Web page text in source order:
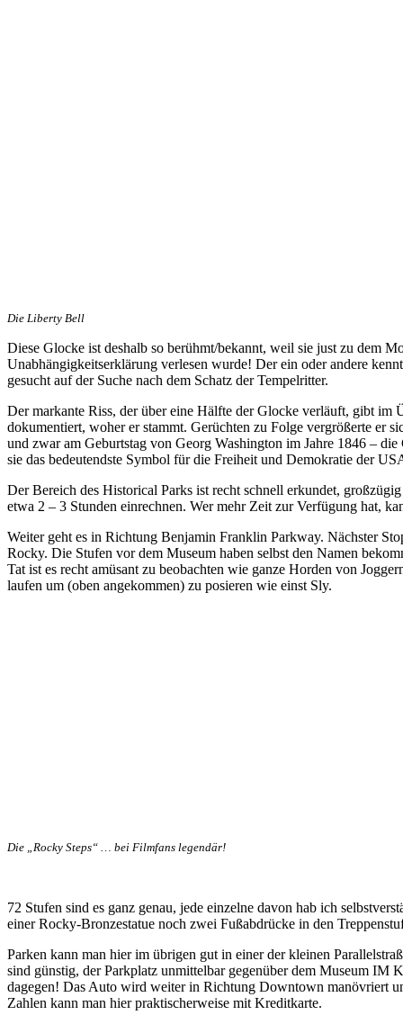
Die Liberty Bell
Diese Glocke ist deshalb so berühmt/bekannt, weil sie just zu dem
Unabhängigkeitserklärung verlesen wurde! Der ein oder andere
gesucht auf der Suche nach dem Schatz der Tempelritter.
Der markante Riss, der über eine Hälfte der Glocke verläuft, gibt im
dokumentiert, woher er stammt. Gerüchten zu Folge vergrößerte er
und zwar am Geburtstag von Georg Washington im Jahre 1846 –
sie das bedeutendste Symbol für die Freiheit und Demokratie der
Der Bereich des Historical Parks ist recht schnell erkundet,
etwa 2 – 3 Stunden einrechnen. Wer mehr Zeit zur Verfügung hat,
Weiter geht es in Richtung Benjamin Franklin Parkway. Nächster
Rocky. Die Stufen vor dem Museum haben selbst den Namen
Tat ist es recht amüsant zu beobachten wie ganze Horden von
laufen um (oben angekommen) zu posieren wie einst Sly.
Die „Rocky Steps“ … bei Filmfans legendär!
72 Stufen sind es ganz genau, jede einzelne davon hab ich
einer Rocky-Bronzestatue noch zwei Fußabdrücke in den
Parken kann man hier im übrigen gut in einer der kleinen
sind günstig, der Parkplatz unmittelbar gegenüber dem Museum IM
dagegen! Das Auto wird weiter in Richtung Downtown manövriert
Zahlen kann man hier praktischerweise mit Kreditkarte.